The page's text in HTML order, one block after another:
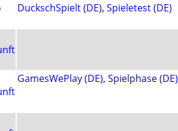
DuckschSpielt (DE), Spieletest (DE)
GamesWePlay (DE), Spielphase (DE)